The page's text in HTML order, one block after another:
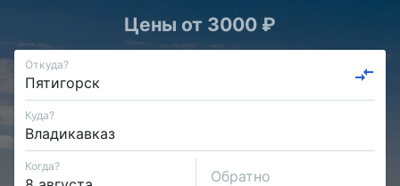
Цены от 3000 ₽
Откуда?
Куда?
Когда?
Обратно